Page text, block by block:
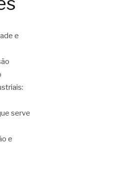
e
serve
e